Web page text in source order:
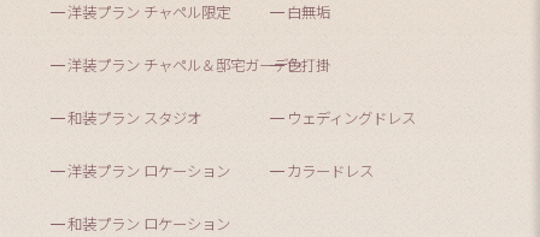
洋装プラン チャペル限定
洋装プラン チャペル＆邸宅ガーデン
和装プラン スタジオ
洋装プラン ロケーション
和装プラン ロケーション
白無垢
色打掛
ウェディングドレス
カラードレス